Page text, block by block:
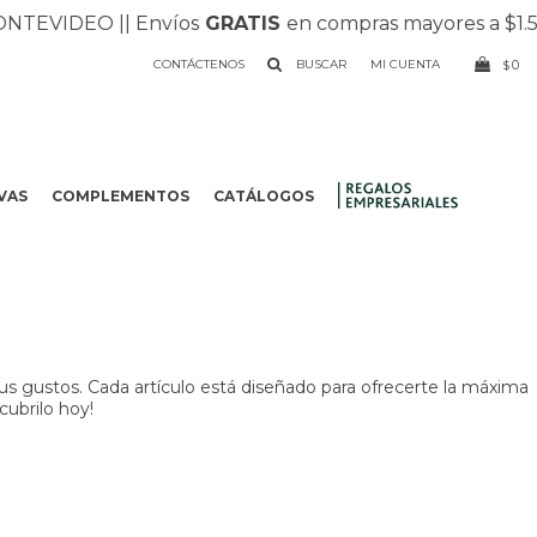
|| EnvíosGRATISen compras mayores a
COMPLEMENTOS CATÁLOGOS
CONTÁCTENOS $0
gustos. Cada artículo está diseñado para ofrecerte la máxima
hoy!